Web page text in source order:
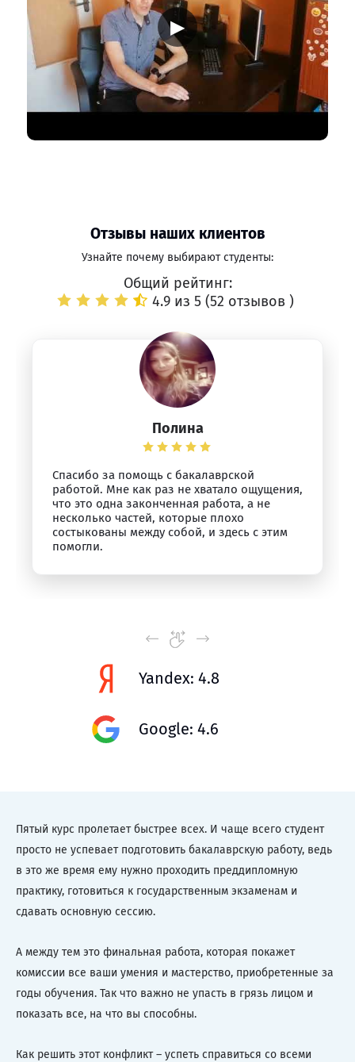
▶
Отзывы наших клиентов
Узнайте почему выбирают студенты:
Общий рейтинг:
4.9 из 5 (52 отзывов )
Полина
Спасибо за помощь с бакалаврской
работой. Мне как раз не хватало ощущения,
что это одна законченная работа, а не
несколько частей, которые плохо
состыкованы между собой, и здесь с этим
помогли.
Yandex: 4.8
Google: 4.6
Пятый курс пролетает быстрее всех. И чаще всего студент
просто не успевает подготовить бакалаврскую работу, ведь
в это же время ему нужно проходить преддипломную
практику, готовиться к государственным экзаменам и
сдавать основную сессию.
А между тем это финальная работа, которая покажет
комиссии все ваши умения и мастерство, приобретенные за
годы обучения. Так что важно не упасть в грязь лицом и
показать все, на что вы способны.
Как решить этот конфликт – успеть справиться со всеми